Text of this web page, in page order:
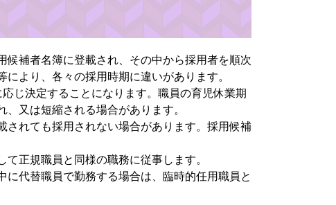
補者名簿に登載され、その中から採用者を順次
より、各々の採用時期に違いがあります。
じ決定することになります。職員の育児休業期
又は短縮される場合があります。
れても採用されない場合があります。採用候補
正規職員と同様の職務に従事します。
代替職員で勤務する場合は、臨時的任用職員と